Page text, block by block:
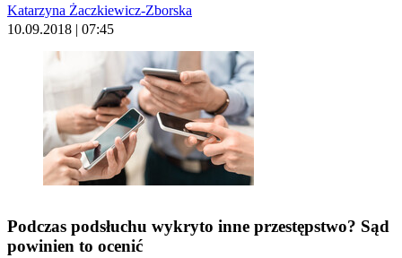
Katarzyna Żaczkiewicz-Zborska
10.09.2018 | 07:45
Podczas podsłuchu wykryto inne przestępstwo? Sąd
powinien to ocenić